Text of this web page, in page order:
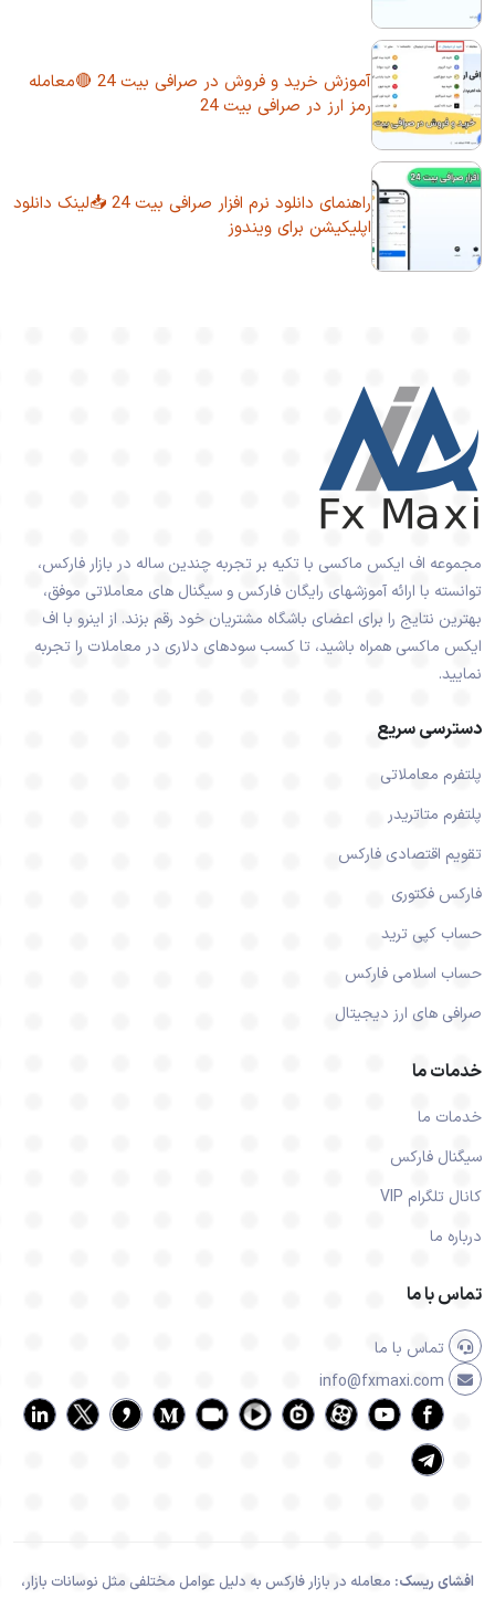
آموزش خرید و فروش در صرافی بیت 24 🔴معامله
رمز ارز در صرافی بیت 24
راهنمای دانلود نرم افزار صرافی بیت 24 📥لینک دانلود
اپلیکیشن برای ویندوز
مجموعه اف ایکس ماکسی با تکیه بر تجربه چندین ساله در بازار فارکس،
توانسته با ارائه آموزشهای رایگان فارکس و سیگنال های معاملاتی موفق،
بهترین نتایج را برای اعضای باشگاه مشتریان خود رقم بزند. از اینرو با اف
ایکس ماکسی همراه باشید، تا کسب سودهای دلاری در معاملات را تجربه
نمایید.
دسترسی سریع
پلتفرم معاملاتی
پلتفرم متاتریدر
تقویم اقتصادی فارکس
فارکس فکتوری
حساب کپی ترید
حساب اسلامی فارکس
صرافی های ارز دیجیتال
خدمات ما
خدمات ما
سیگنال فارکس
کانال تلگرام VIP
درباره ما
تماس با ما
تماس با ما
افشای ریسک: معامله در بازار فارکس به دلیل عوامل مختلفی مثل نوسانات بازار،